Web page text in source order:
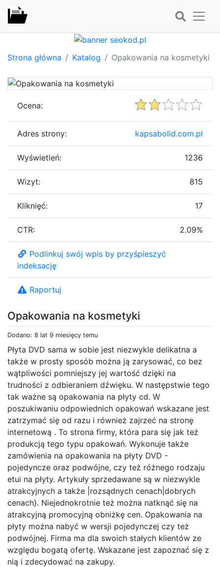
Strona główna Katalog Opakowania na kosmetyki
Opakowania na kosmetyki
Dodano: 8 lat 9 miesięcy temu
Płyta DVD sama w sobie jest niezwykle delikatna a
także w prosty sposób można ją zarysować, co bez
wątpliwości pomniejszy jej wartość dzięki na
trudności z odbieraniem dźwięku. W następstwie tego
tak ważne są opakowania na płyty cd. W
poszukiwaniu odpowiednich opakowań wskazane jest
zatrzymać się od razu i również zajrzeć na stronę
internetową . To strona firmy, która para się jak też
produkcją tego typu opakowań. Wykonuje także
zamówienia na opakowania na płyty DVD -
pojedyncze oraz podwójne, czy też różnego rodzaju
etui na płyty. Artykuły sprzedawane są w niezwykle
atrakcyjnych a także |rozsądnych cenach|dobrych
cenach}. Niejednokrotnie też można natknąć się na
atrakcyjną promocyjną obniżkę cen. Opakowania na
płyty można nabyć w wersji pojedynczej czy też
podwójnej. Firma ma dla swoich stałych klientów ze
względu bogatą ofertę. Wskazane jest zapoznać się z
nią i zdecydować na zakupy.
Ocena:
Adres strony: kapsabolid.com.pl
Wyświetleń: 1236
Wizyt: 815
Kliknięć: 17
CTR: 2.09%
Podlinkuj swój wpis by przyśpieszyć
indeksację
Raportuj